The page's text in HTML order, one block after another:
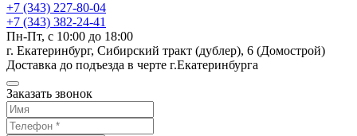
+7 (343) 227-80-04
+7 (343) 382-24-41
Пн-Пт, с 10:00 до 18:00
г. Екатеринбург, Сибирский тракт (дублер), 6 (Домострой)
Доставка до подъезда в черте г.Екатеринбурга
Заказать звонок